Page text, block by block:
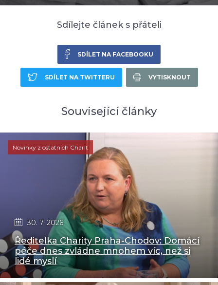
Sdílejte článek s přáteli
SDÍLET NA FACEBOOKU
SDÍLET NA TWITTERU VYTISKNOUT
Související články
Novinky z ostatních Charit
30. 7. 2026
Ředitelka Charity Praha-Chodov: Domácí
péče dnes zvládne mnohem víc, než si
lidé myslí